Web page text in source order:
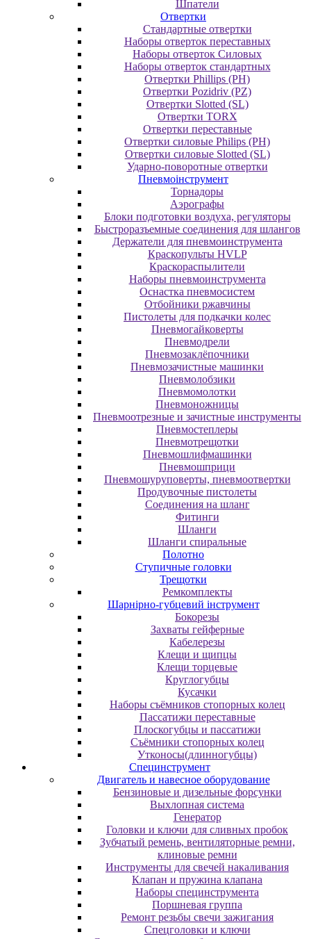
Шпатели
Отвертки
Cтандартные отвертки
Наборы отверток переставных
Наборы отверток Силовых
Наборы отверток стандартных
Отвертки Phillips (PH)
Отвертки Pozidriv (PZ)
Отвертки Slotted (SL)
Отвертки TORX
Отвертки переставные
Отвертки силовые Philips (PH)
Отвертки силовые Slotted (SL)
Ударно-поворотные отвертки
Пневмоінструмент
Topнaдopы
Аэрографы
Блоки подготовки воздуха, регуляторы
Быстроразъемные соединения для шлангов
Держатели для пневмоинструмента
Краскопульты HVLP
Краскораспылители
Наборы пневмоинструмента
Оснастка пневмосистем
Отбойники ржавчины
Пистолеты для подкачки колес
Пневмогайковерты
Пневмодрели
Пневмозаклёпочники
Пневмозачистные машинки
Пневмолобзики
Пневмомолотки
Пневмоножницы
Пневмоотрезные и зачистные инструменты
Пневмостеплеры
Пневмотрещотки
Пневмошлифмашинки
Пневмошприци
Пневмошуруповерты, пневмоотвертки
Продувочные пистолеты
Соединения на шланг
Фитинги
Шланги
Шланги спиральные
Полотно
Ступичные головки
Трещотки
Ремкомплекты
Шарнірно-губцевий інструмент
Бокорезы
Захваты гейферные
Кабелерезы
Клещи и щипцы
Клещи торцевые
Круглогубцы
Кусачки
Наборы съёмников стопорных колец
Пассатижи переставные
Плоскогубцы и пассатижи
Съёмники стопорных колец
Утконосы(длинногубцы)
Специнструмент
Двигатель и навесное оборудование
Бензиновые и дизельные форсунки
Выхлопная система
Генератор
Головки и ключи для сливных пробок
Зубчатый ремень, вентиляторные ремни,
клиновые ремни
Инструменты для свечей накаливания
Клапан и пружина клапана
Наборы специнструмента
Поршневая группа
Ремонт резьбы свечи зажигания
Спецголовки и ключи